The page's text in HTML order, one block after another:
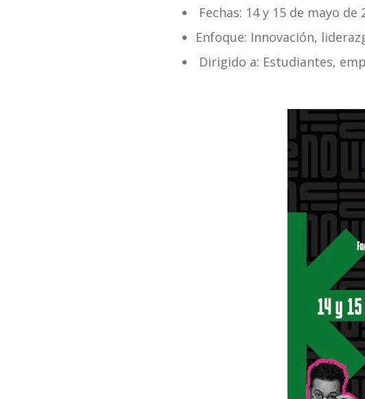
Fechas: 14 y 15 de mayo de
Enfoque: Innovación,
Dirigido a: Estudiantes,